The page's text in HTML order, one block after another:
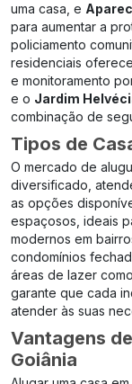
uma casa, e
para aumentar a
policiamento
residenciais
e monitoramento
e o Jardim
combinação de
Tipos de
O mercado de
diversificado,
as opções
espaçosos, ideais
modernos em
condomínios
áreas de lazer
garante que cada
atender às suas
Vantagens
Goiânia